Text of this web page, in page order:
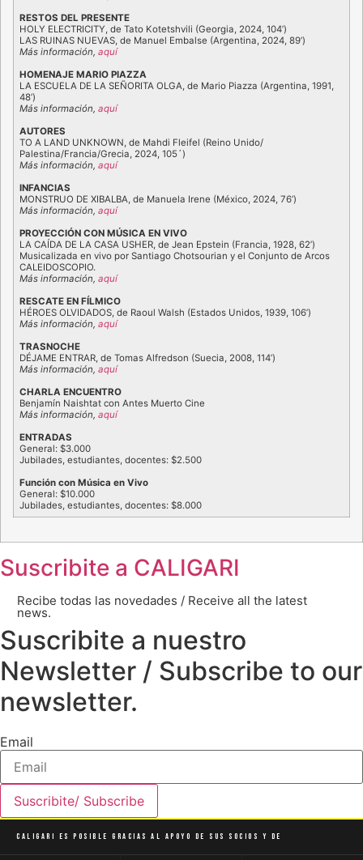
RESTOS DEL PRESENTE
HOLY ELECTRICITY, de Tato Kotetshvili (Georgia, 2024, 104’)
LAS RUINAS NUEVAS, de Manuel Embalse (Argentina, 2024, 89’)
Más información, aquí
HOMENAJE MARIO PIAZZA
LA ESCUELA DE LA SEÑORITA OLGA, de Mario Piazza (Argentina, 1991,
48’)
Más información, aquí
AUTORES
TO A LAND UNKNOWN, de Mahdi Fleifel (Reino Unido/
Palestina/Francia/Grecia, 2024, 105´)
Más información, aquí
INFANCIAS
MONSTRUO DE XIBALBA, de Manuela Irene (México, 2024, 76’)
Más información, aquí
PROYECCIÓN CON MÚSICA EN VIVO
LA CAÍDA DE LA CASA USHER, de Jean Epstein (Francia, 1928, 62’)
Musicalizada en vivo por Santiago Chotsourian y el Conjunto de Arcos
CALEIDOSCOPIO.
Más información, aquí
RESCATE EN FÍLMICO
HÉROES OLVIDADOS, de Raoul Walsh (Estados Unidos, 1939, 106’)
Más información, aquí
TRASNOCHE
DÉJAME ENTRAR, de Tomas Alfredson (Suecia, 2008, 114’)
Más información, aquí
CHARLA ENCUENTRO
Benjamín Naishtat con Antes Muerto Cine
Más información, aquí
ENTRADAS
General: $3.000
Jubilades, estudiantes, docentes: $2.500
Función con Música en Vivo
General: $10.000
Jubilades, estudiantes, docentes: $8.000
Suscribite a CALIGARI
Recibe todas las novedades / Receive all the latest
news.
Suscribite a nuestro
Newsletter / Subscribe to our
newsletter.
Email
Suscribite/ Subscribe
Caligari es posible gracias al apoyo de sus socios y de